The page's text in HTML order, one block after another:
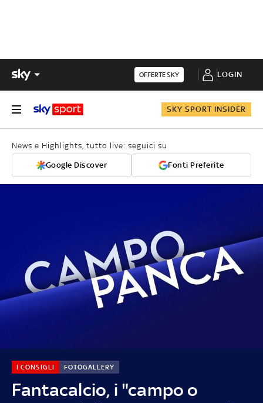
OFFERTE SKY LOGIN
SKY SPORT INSIDER
News e Highlights, tutto live: seguici su
Google Discover Fonti Preferite
Fantacalcio, i "campo o
I CONSIGLI FOTOGALLERY